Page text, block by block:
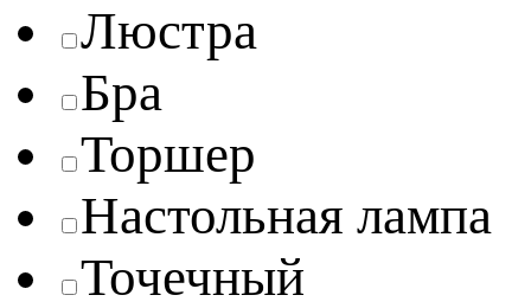
Люстра
Бра
Торшер
Настольная лампа
Точечный